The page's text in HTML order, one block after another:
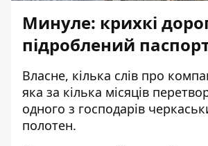
Минуле: крихкі
підроблений
Власне, кілька слів про
яка за кілька місяців
одного з господарів
полотен.